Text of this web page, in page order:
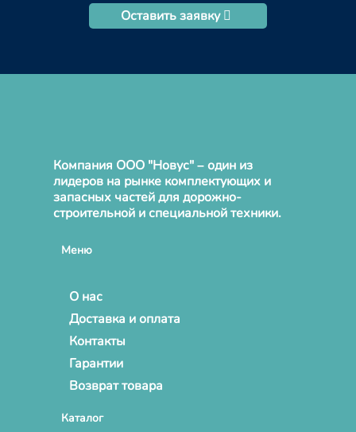
Оставить заявку
Компания ООО "Новус" – один из
лидеров на рынке комплектующих и
запасных частей для дорожно-
строительной и специальной техники.
Меню
О нас
Доставка и оплата
Контакты
Гарантии
Возврат товара
Каталог